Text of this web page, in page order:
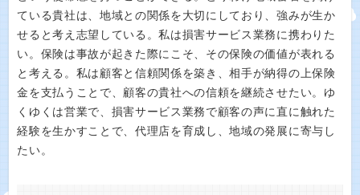
ている貴社は、地域との関係を大切にしており、強みが生か
せると考え志望している。私は損害サービス業務に携わりた
い。保険は事故が起きた際にこそ、その保険の価値が表れる
と考える。私は顧客と信頼関係を築き、相手が納得の上保険
金を支払うことで、顧客の貴社への信頼を継続させたい。ゆ
くゆくは営業で、損害サービス業務で顧客の声に直に触れた
経験を生かすことで、代理店を育成し、地域の発展に寄与し
たい。